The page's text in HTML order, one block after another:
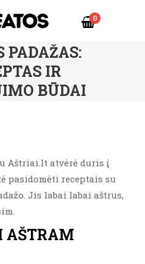
0
PADAŽAS:
IR
BŪDAI
Aštriai.lt atvėrė duris į
pasidomėti receptais su
Jis labai labai aštrus,
AŠTRAM